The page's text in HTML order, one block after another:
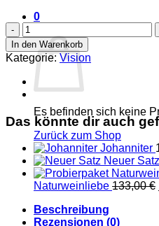
0
Es befinden sich keine
Zurück zum Shop
Sauvignac
Menge
In den Warenkorb
Kategorie: Vision
Das könnte dir auch
Johanniter
Neuer Satz
Naturweinliebe 133,00€
Beschreibung
Rezensionen (0)